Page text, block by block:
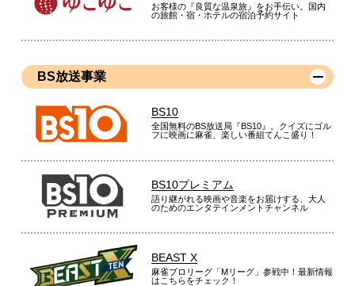
お客様の『良質な温泉旅』をお手伝い。国内
の旅館・宿・ホテルの宿泊予約サイト
BS放送事業
BS10
全国無料のBS放送局『BS10』。クイズにゴル
フに映画に麻雀、楽しい番組てんこ盛り！
BS10プレミアム
語り継がれる映画や音楽をお届けする、大人
のためのエンタテインメントチャンネル
BEAST X
麻雀プロリーグ「Mリーグ」参戦中！最新情報
はこちらをチェック！